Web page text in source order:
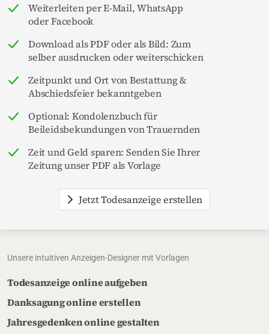
Weiterleiten per E-Mail, WhatsApp
oder Facebook
Download als PDF oder als Bild: Zum
selber ausdrucken oder weiterschicken
Zeitpunkt und Ort von Bestattung &
Abschiedsfeier bekanntgeben
Optional: Kondolenzbuch für
Beileidsbekundungen von Trauernden
Zeit und Geld sparen: Senden Sie Ihrer
Zeitung unser PDF als Vorlage
Jetzt Todesanzeige erstellen
Unsere intuitiven Anzeigen-Designer mit Vorlagen
Todesanzeige online aufgeben
Danksagung online erstellen
Jahresgedenken online gestalten